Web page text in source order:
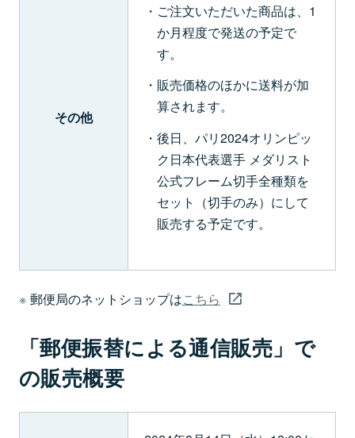
その他
ご注文いただいた商品は、1
か月程度で発送の予定で
す。
販売価格のほかに送料が加
算されます。
後日、パリ2024オリンピッ
ク日本代表選手 メダリスト
公式フレーム切手全種類を
セット（切手のみ）にして
販売する予定です。
郵便局のネットショップはこちら
「郵便振替による通信販売」で
の販売概要